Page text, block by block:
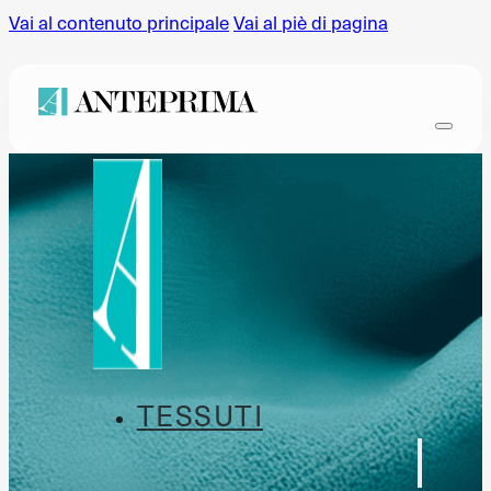
Vai al contenuto principaleVai al piè di pagina
TESSUTI